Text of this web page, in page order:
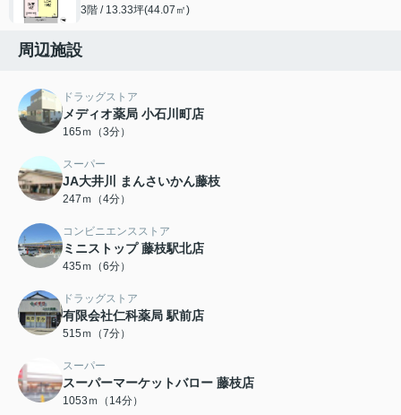
3階 / 13.33坪(44.07㎡)
周辺施設
ドラッグストア
メディオ薬局 小石川町店
165ｍ（3分）
スーパー
JA大井川 まんさいかん藤枝
247ｍ（4分）
コンビニエンスストア
ミニストップ 藤枝駅北店
435ｍ（6分）
ドラッグストア
有限会社仁科薬局 駅前店
515ｍ（7分）
スーパー
スーパーマーケットバロー 藤枝店
1053ｍ（14分）